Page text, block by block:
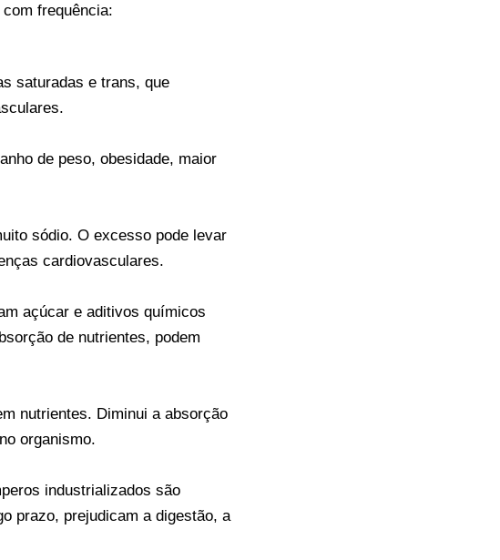
frequência:
saturadas e trans, que
de peso, obesidade, maior
sódio. O excesso pode levar
cardiovasculares.
açúcar e aditivos químicos
de nutrientes, podem
nutrientes. Diminui a absorção
organismo.
industrializados são
prazo, prejudicam a digestão, a